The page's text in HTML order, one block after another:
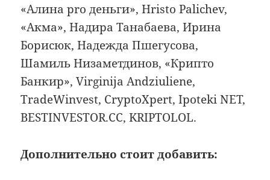
«Алина pro деньги», Hristo Palichev,
«Акма», Надира Танабаева, Ирина
Борисюк, Надежда Пшегусова,
Шамиль Низаметдинов, «Крипто
Банкир», Virginija Andziuliene,
TradeWinvest, CryptoXpert, Ipoteki NET,
BESTINVESTOR.CC, KRIPTOLOL.
Дополнительно стоит добавить: